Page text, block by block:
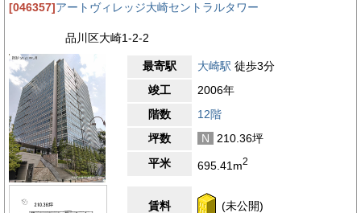
[046357]アートヴィレッジ大崎セントラルタワー
品川区大崎1-2-2
最寄駅 大崎駅 徒歩3分
竣工
2006年
階数
12階
坪数
N
210.36坪
平米
695.41m2
賃料 (未公開)